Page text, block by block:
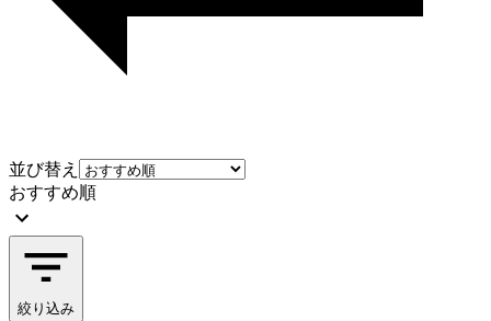
並び替え
おすすめ順
絞り込み